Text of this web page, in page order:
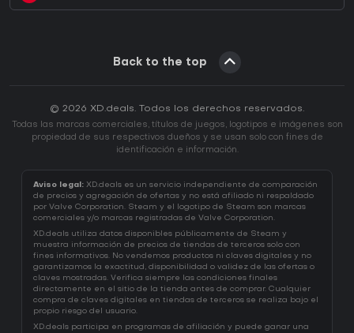
Back to the top
© 2026 XD.deals. Todos los derechos reservados.
Todas las marcas comerciales, títulos de juegos, logotipos e imágenes son
propiedad de sus respectivos dueños y se usan solo con fines de
identificación e información.
Aviso legal: XD.deals es un servicio independiente de comparación
de precios y agregación de ofertas y no está afiliado ni respaldado
por Valve Corporation. Steam y el logotipo de Steam son marcas
comerciales y/o marcas registradas de Valve Corporation.
XD.deals utiliza datos disponibles públicamente de Steam y
muestra información de precios de tiendas de terceros solo con
fines informativos. No vendemos productos ni claves digitales y no
garantizamos la exactitud, disponibilidad o validez de las ofertas o
claves mostradas. Verifica siempre las condiciones finales
directamente en el sitio de la tienda antes de comprar. Cualquier
compra de claves digitales en tiendas de terceros se realiza bajo el
propio riesgo del usuario.
XD.deals participa en programas de afiliación y puede ganar una